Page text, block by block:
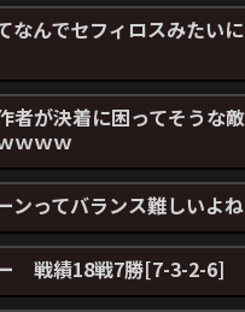
なんでセフィロスみたい
者が決着に困ってそうな
ｗｗｗ
ンってバランス難しいよね
戦績18戦7勝[7-3-2-6]